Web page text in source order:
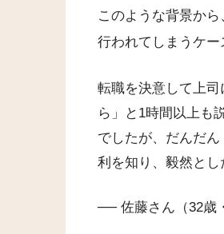
このような背景か
行われてしまうケー
転職を決意して上
ら」と1時間以上も
でしたが、だんだ
利を知り、毅然とし
── 佐藤さん（32歳